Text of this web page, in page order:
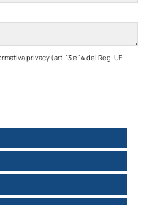
privacy (art. 13 e 14 del Reg. UE
campo.